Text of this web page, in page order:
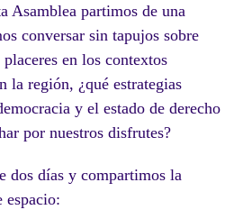
Asamblea partimos de una
conversar sin tapujos sobre
en los contextos
la región, ¿qué estrategias
y el estado de derecho
por nuestros disfrutes?
dos días y compartimos la
espacio: